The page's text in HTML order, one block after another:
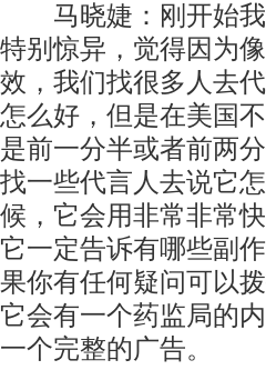
马晓婕：刚开始我
特别惊异，觉得因为
效，我们找很多人去
怎么好，但是在美国
是前一分半或者前两
找一些代言人去说它
候，它会用非常非常
它一定告诉有哪些副
果你有任何疑问可以
它会有一个药监局的
一个完整的广告。